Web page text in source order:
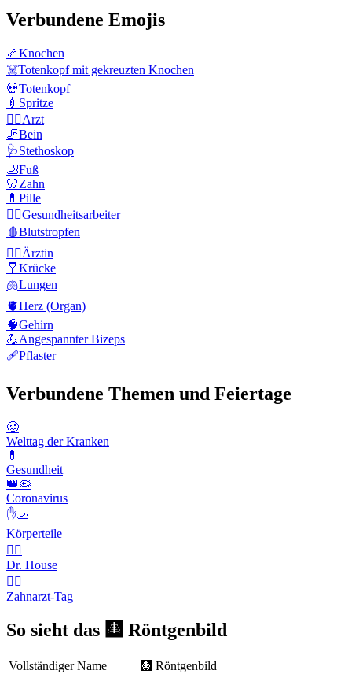
Verbundene Emojis
🦴Knochen
☠️Totenkopf mit gekreuzten Knochen
💀Totenkopf
💉 Spritze
👨‍⚕️Arzt
🦵Bein
🩺Stethoskop
🦶Fuß
🦷Zahn
💊 Pille
🧑‍⚕️Gesundheitsarbeiter
🩸Blutstropfen
👩‍⚕️Ärztin
🩼Krücke
🫁Lungen
🫀Herz (Organ)
🧠Gehirn
💪Angespannter Bizeps
🩹Pflaster
Verbundene Themen und Feiertage
🥴
Welttag der Kranken
💊
Gesundheit
👑🦠
Coronavirus
✋🦶
Körperteile
👨‍⚕️
Dr. House
👨‍⚕️
Zahnarzt-Tag
So sieht das 🩻 Röntgenbild
Vollständiger Name
🩻 Röntgenbild